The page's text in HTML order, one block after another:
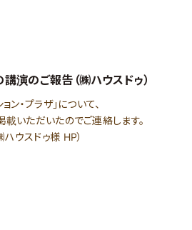
演のご報告（㈱ハウスドゥ）
プラザ」について、
いただいたのでご連絡します。
ハウスドゥ様 HP）